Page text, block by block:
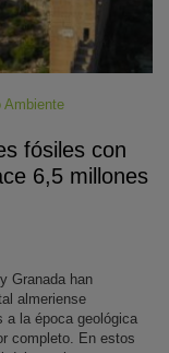
Ambiente
fósiles con
6,5 millones
Granada han
almeriense
a la época geológica
completo. En estos